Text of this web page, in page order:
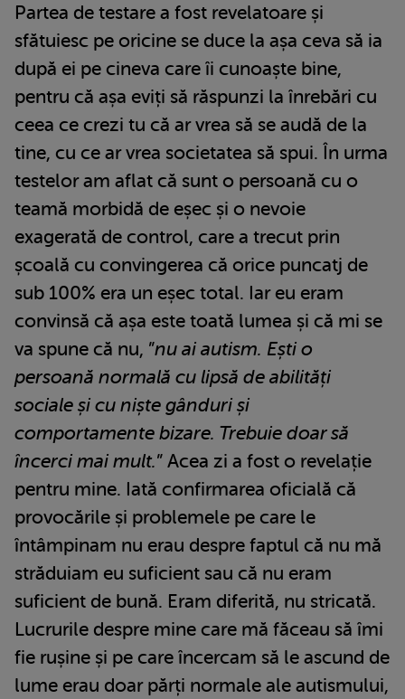
Partea de testare a fost revelatoare și
sfătuiesc pe oricine se duce la așa ceva să ia
după ei pe cineva care îi cunoaște bine,
pentru că așa eviți să răspunzi la înrebări cu
ceea ce crezi tu că ar vrea să se audă de la
tine, cu ce ar vrea societatea să spui. În urma
testelor am aflat că sunt o persoană cu o
teamă morbidă de eșec și o nevoie
exagerată de control, care a trecut prin
școală cu convingerea că orice puncatj de
sub 100% era un eșec total. Iar eu eram
convinsă că așa este toată lumea și că mi se
va spune că nu, ”nu ai autism. Ești o
persoană normală cu lipsă de abilități
sociale și cu niște gânduri și
comportamente bizare. Trebuie doar să
încerci mai mult.” Acea zi a fost o revelație
pentru mine. Iată confirmarea oficială că
provocările și problemele pe care le
întâmpinam nu erau despre faptul că nu mă
străduiam eu suficient sau că nu eram
suficient de bună. Eram diferită, nu stricată.
Lucrurile despre mine care mă făceau să îmi
fie rușine și pe care încercam să le ascund de
lume erau doar părți normale ale autismului,